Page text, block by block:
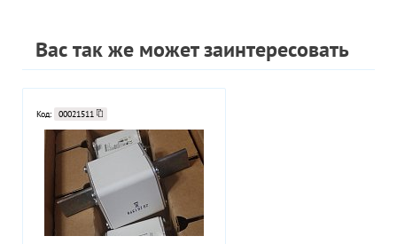
Вас так же может заинтересовать
Код: 00021511